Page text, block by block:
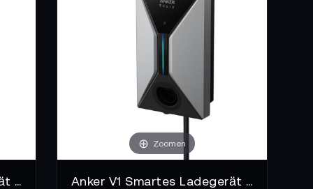
Fällen empfiehlt sich die Installation durch
Buchse, App-Integration, RFID-Freigabe
Anker V1 Smartes Ladegerät 22 kW Stecker-Variante
Zoomen
Anker V1 Smartes Ladegerät 7,4kW Kabel-Variante